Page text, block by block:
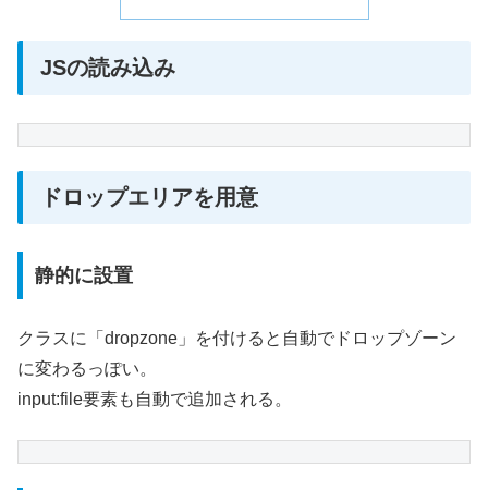
JSの読み込み
ドロップエリアを用意
静的に設置
クラスに「dropzone」を付けると自動でドロップゾーン
に変わるっぽい。
input:file要素も自動で追加される。